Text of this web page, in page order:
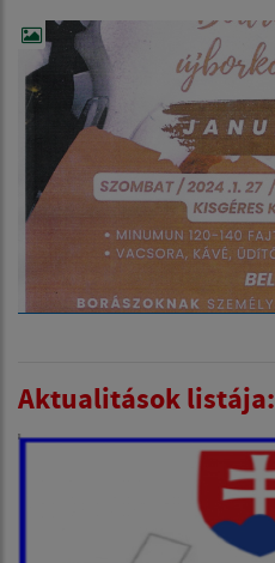
Aktualitások listája: